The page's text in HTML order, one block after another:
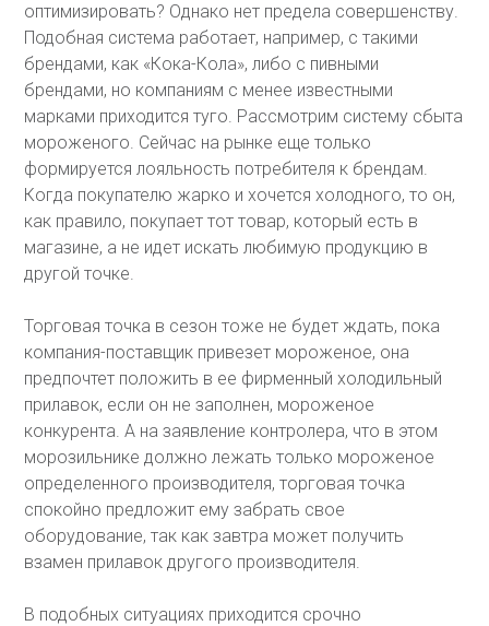
оптимизировать? Однако нет предела совершенству.
Подобная система работает, например, с такими
брендами, как «Кока-Кола», либо с пивными
брендами, но компаниям с менее известными
марками приходится туго. Рассмотрим систему сбыта
мороженого. Сейчас на рынке еще только
формируется лояльность потребителя к брендам.
Когда покупателю жарко и хочется холодного, то он,
как правило, покупает тот товар, который есть в
магазине, а не идет искать любимую продукцию в
другой точке.
Торговая точка в сезон тоже не будет ждать, пока
компания-поставщик привезет мороженое, она
предпочтет положить в ее фирменный холодильный
прилавок, если он не заполнен, мороженое
конкурента. А на заявление контролера, что в этом
морозильнике должно лежать только мороженое
определенного производителя, торговая точка
спокойно предложит ему забрать свое
оборудование, так как завтра может получить
взамен прилавок другого производителя.
В подобных ситуациях приходится срочно